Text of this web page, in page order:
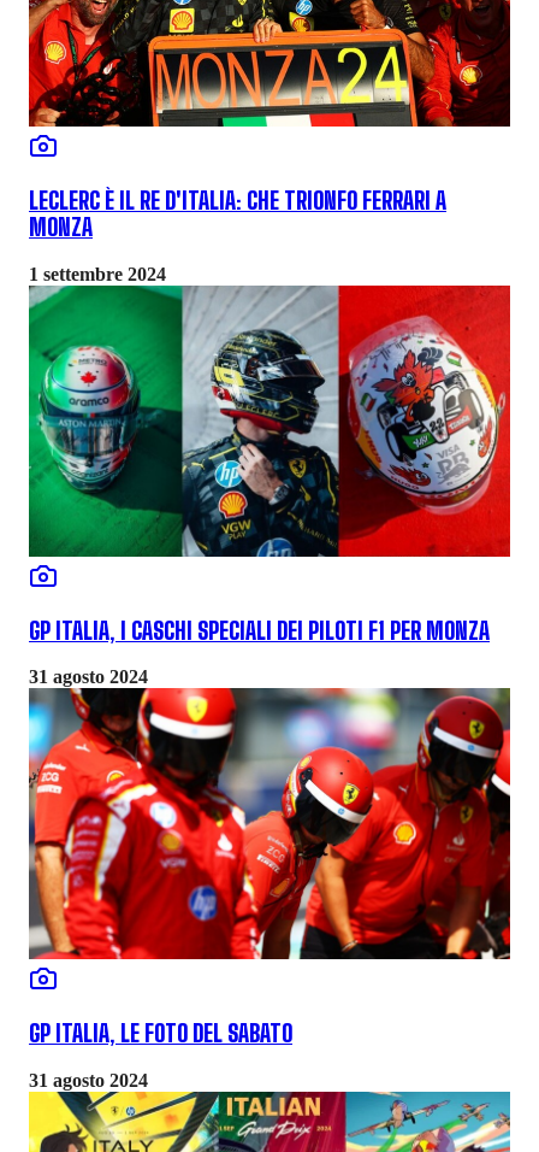
LECLERC È IL RE D'ITALIA: CHE TRIONFO FERRARI A
MONZA
1 settembre 2024
GP ITALIA, I CASCHI SPECIALI DEI PILOTI F1 PER MONZA
31 agosto 2024
GP ITALIA, LE FOTO DEL SABATO
31 agosto 2024